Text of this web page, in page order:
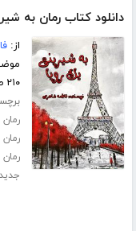
دانلود کتاب رمان به
از:
۲۱۰ صفحه
رمان pdf